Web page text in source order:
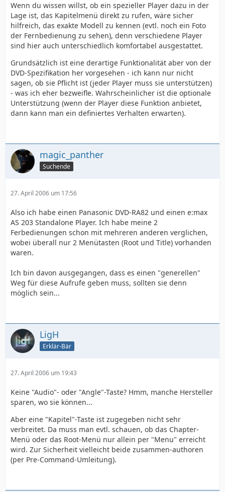
Wenn du wissen willst, ob ein spezieller Player dazu in der
Lage ist, das Kapitelmenü direkt zu rufen, wäre sicher
hilfreich, das exakte Modell zu kennen (evtl. noch ein Foto
der Fernbedienung zu sehen), denn verschiedene Player
sind hier auch unterschiedlich komfortabel ausgestattet.
Grundsätzlich ist eine derartige Funktionalität aber von der
DVD-Spezifikation her vorgesehen - ich kann nur nicht
sagen, ob sie Pflicht ist (jeder Player muss sie unterstützen)
- was ich eher bezweifle. Wahrscheinlicher ist die optionale
Unterstützung (wenn der Player diese Funktion anbietet,
dann kann man ein definiertes Verhalten erwarten).
magic_panther
Suchende
27. April 2006 um 17:56
Also ich habe einen Panasonic DVD-RA82 und einen e:max
AS 203 Standalone Player. Ich habe meine 2
Ferbedienungen schon mit mehreren anderen verglichen,
wobei überall nur 2 Menütasten (Root und Title) vorhanden
waren.
Ich bin davon ausgegangen, dass es einen "generellen"
Weg für diese Aufrufe geben muss, sollten sie denn
möglich sein...
LigH
Erklär-Bär
27. April 2006 um 19:43
Keine "Audio"- oder "Angle"-Taste? Hmm, manche Hersteller
sparen, wo sie können...
Aber eine "Kapitel"-Taste ist zugegeben nicht sehr
verbreitet. Da muss man evtl. schauen, ob das Chapter-
Menü oder das Root-Menü nur allein per "Menu" erreicht
wird. Zur Sicherheit vielleicht beide zusammen-authoren
(per Pre-Command-Umleitung).